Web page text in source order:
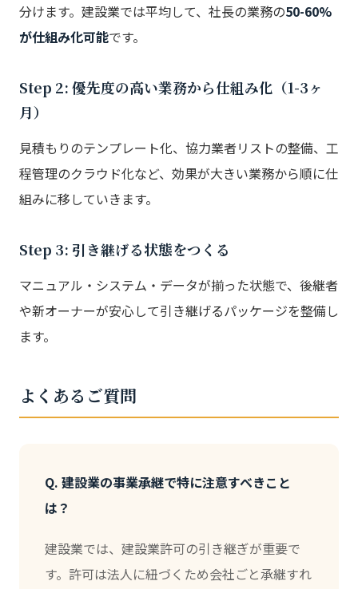
分けます。建設業では平均して、社長の業務の50-60%
が仕組み化可能です。
Step 2: 優先度の高い業務から仕組み化（1-3ヶ
月）
見積もりのテンプレート化、協力業者リストの整備、工
程管理のクラウド化など、効果が大きい業務から順に仕
組みに移していきます。
Step 3: 引き継げる状態をつくる
マニュアル・システム・データが揃った状態で、後継者
や新オーナーが安心して引き継げるパッケージを整備し
ます。
よくあるご質問
Q. 建設業の事業承継で特に注意すべきこと
は？
建設業では、建設業許可の引き継ぎが重要で
す。許可は法人に紐づくため会社ごと承継すれ